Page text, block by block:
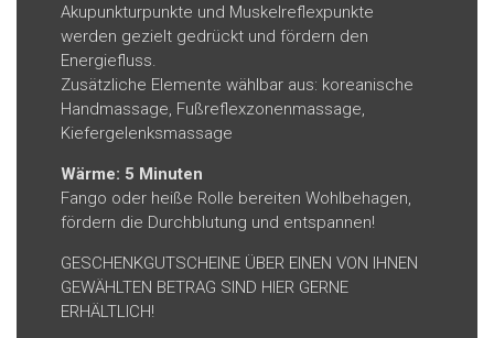
Akupunkturpunkte und Muskelreflexpunkte
werden gezielt gedrückt und fördern den
Energiefluss.
Zusätzliche Elemente wählbar aus: koreanische
Handmassage, Fußreflexzonenmassage,
Kiefergelenksmassage
Wärme: 5 Minuten
Fango oder heiße Rolle bereiten Wohlbehagen,
fördern die Durchblutung und entspannen!
GESCHENKGUTSCHEINE ÜBER EINEN VON IHNEN
GEWÄHLTEN BETRAG SIND HIER GERNE
ERHÄLTLICH!